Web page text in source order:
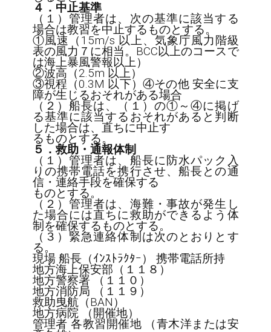
４．中止基準
（１）管理者は、次の基準に該当する
場合は教習を中止するものとする。
①風速（15m/s 以上、気象庁風力階級
表の風力７に相当。BCC以上のコースで
は海上暴風警報以上）
②波高（2.5m 以上）
③視程（0.3M 以下）④その他 安全に支
障が生じるおそれがある場合
（２）船長は、（１）の①～④に掲げ
る基準に該当するおそれがあると判断
した場合は、直ちに中止す
５．救助・通報体制
（１）管理者は、船長に防水パック入
りの携帯電話を携行させ、船長との通
信・連絡手段を確保する
ものとする。
（２）管理者は、海難・事故が発生し
た場合には直ちに救助ができるよう体
制を確保するものとする。
（３）緊急連絡体制は次のとおりとす
る。
現場 船長（ｲﾝｽﾄﾗｸﾀｰ） 携帯電話所持
地方海上保安部（１１８）
地方警察署 （１１０）
地方消防局 （１１９）
救助曳航（BAN）
地方病院 （開催地）
管理者 各教習開催地 （青木洋または安